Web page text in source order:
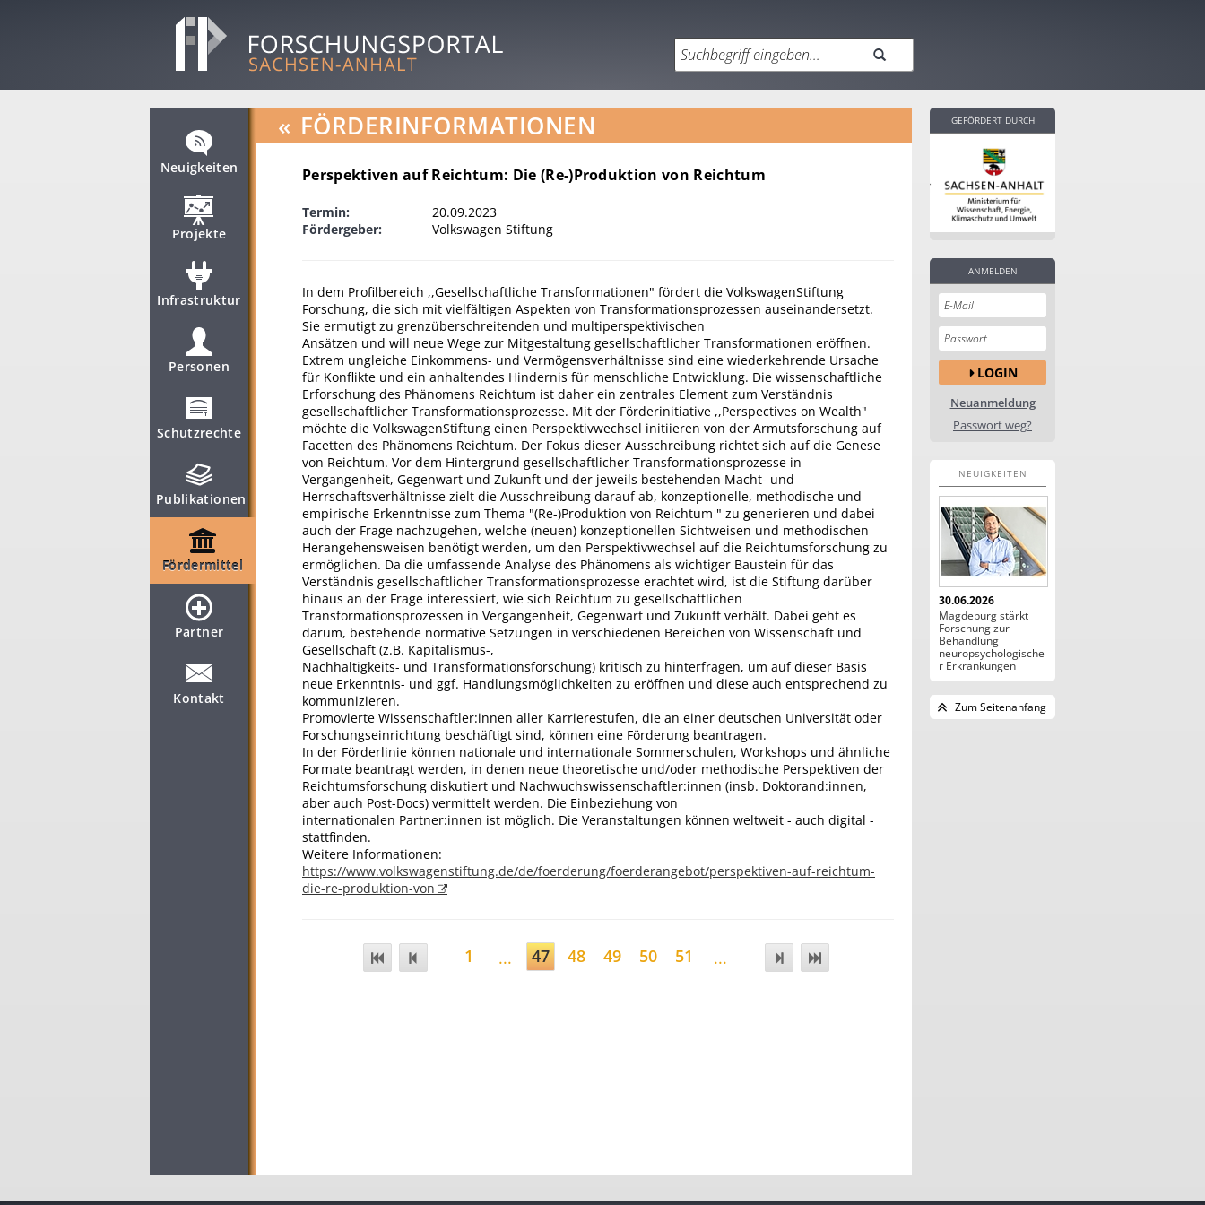
Neuigkeiten
Projekte
Infrastruktur
Personen
Schutzrechte
Publikationen
Fördermittel
Partner
Kontakt
« FÖRDERINFORMATIONEN
Perspektiven auf Reichtum: Die (Re-)Produktion von Reichtum
Termin:
20.09.2023
Fördergeber:
Volkswagen Stiftung
In dem Profilbereich ,,Gesellschaftliche Transformationen" fördert die VolkswagenStiftung
Forschung, die sich mit vielfältigen Aspekten von Transformationsprozessen auseinandersetzt.
Sie ermutigt zu grenzüberschreitenden und multiperspektivischen
Ansätzen und will neue Wege zur Mitgestaltung gesellschaftlicher Transformationen eröffnen.
Extrem ungleiche Einkommens- und Vermögensverhältnisse sind eine wiederkehrende Ursache
für Konflikte und ein anhaltendes Hindernis für menschliche Entwicklung. Die wissenschaftliche
Erforschung des Phänomens Reichtum ist daher ein zentrales Element zum Verständnis
gesellschaftlicher Transformationsprozesse. Mit der Förderinitiative ,,Perspectives on Wealth"
möchte die VolkswagenStiftung einen Perspektivwechsel initiieren von der Armutsforschung auf
Facetten des Phänomens Reichtum. Der Fokus dieser Ausschreibung richtet sich auf die Genese
von Reichtum. Vor dem Hintergrund gesellschaftlicher Transformationsprozesse in
Vergangenheit, Gegenwart und Zukunft und der jeweils bestehenden Macht- und
Herrschaftsverhältnisse zielt die Ausschreibung darauf ab, konzeptionelle, methodische und
empirische Erkenntnisse zum Thema "(Re-)Produktion von Reichtum " zu generieren und dabei
auch der Frage nachzugehen, welche (neuen) konzeptionellen Sichtweisen und methodischen
Herangehensweisen benötigt werden, um den Perspektivwechsel auf die Reichtumsforschung zu
ermöglichen. Da die umfassende Analyse des Phänomens als wichtiger Baustein für das
Verständnis gesellschaftlicher Transformationsprozesse erachtet wird, ist die Stiftung darüber
hinaus an der Frage interessiert, wie sich Reichtum zu gesellschaftlichen
Transformationsprozessen in Vergangenheit, Gegenwart und Zukunft verhält. Dabei geht es
darum, bestehende normative Setzungen in verschiedenen Bereichen von Wissenschaft und
Gesellschaft (z.B. Kapitalismus-,
Nachhaltigkeits- und Transformationsforschung) kritisch zu hinterfragen, um auf dieser Basis
neue Erkenntnis- und ggf. Handlungsmöglichkeiten zu eröffnen und diese auch entsprechend zu
kommunizieren.
Promovierte Wissenschaftler:innen aller Karrierestufen, die an einer deutschen Universität oder
Forschungseinrichtung beschäftigt sind, können eine Förderung beantragen.
In der Förderlinie können nationale und internationale Sommerschulen, Workshops und ähnliche
Formate beantragt werden, in denen neue theoretische und/oder methodische Perspektiven der
Reichtumsforschung diskutiert und Nachwuchswissenschaftler:innen (insb. Doktorand:innen,
aber auch Post-Docs) vermittelt werden. Die Einbeziehung von
internationalen Partner:innen ist möglich. Die Veranstaltungen können weltweit - auch digital -
stattfinden.
Weitere Informationen:
https://www.volkswagenstiftung.de/de/foerderung/foerderangebot/perspektiven-auf-reichtum-
die-re-produktion-von
1 ... 47 48 49 50 51 ...
GEFÖRDERT DURCH
ANMELDEN
LOGIN
Neuanmeldung
Passwort weg?
NEUIGKEITEN
30.06.2026
Magdeburg stärkt
Forschung zur
Behandlung
neuropsychologische
r Erkrankungen
Zum Seitenanfang